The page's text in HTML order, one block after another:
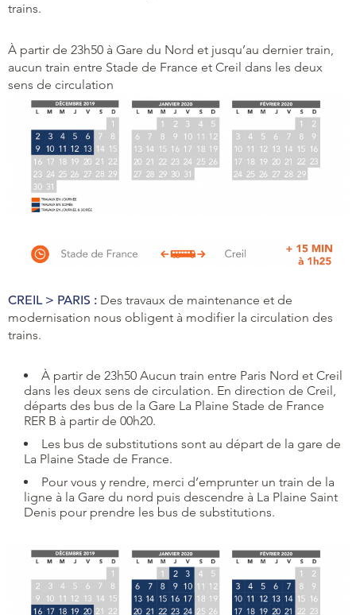
trains.
À partir de 23h50 à Gare du Nord et jusqu’au dernier train,
aucun train entre Stade de France et Creil dans les deux
sens de circulation
CREIL > PARIS : Des travaux de maintenance et de
modernisation nous obligent à modifier la circulation des
trains.
À partir de 23h50 Aucun train entre Paris Nord et Creil
dans les deux sens de circulation. En direction de Creil,
départs des bus de la Gare La Plaine Stade de France
RER B à partir de 00h20.
Les bus de substitutions sont au départ de la gare de
La Plaine Stade de France.
Pour vous y rendre, merci d’emprunter un train de la
ligne à la Gare du nord puis descendre à La Plaine Saint
Denis pour prendre les bus de substitutions.